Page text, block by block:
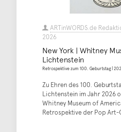
ARTinWORDS.de
2026
New York | Whitney
Lichtenstein
Retrospektive zum 100. Geburtstag |
Zu Ehren des 100.
Lichtenstein im Jahr 2026
Whitney Museum of
Retrospektive der Pop Art-